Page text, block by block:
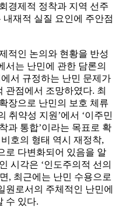
경제적 정착과 지역 선주
재적 실질 요인에 주안점
적인 논의와 현황을 반성
서는 난민에 관한 담론의
서 규정하는 난민 문제가
관점에서 조망하였다. 최
장으로 난민의 보호 체류
취약성 지원’에서 ‘이주민
과 통합’이라는 목표로 확
호의 형태 역시 재정착,
로 다변화되어 있음을 알
시각은 ‘인도주의적 선의
, 최근에는 난민 수용으로
원로서의 주체적인 난민에
수 있다.